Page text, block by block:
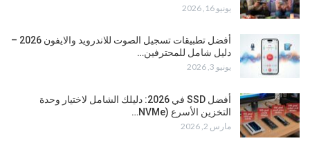
يونيو 16, 2026
أفضل تطبيقات تسجيل الصوت للاندرويد والايفون 2026 –
دليل شامل للمحترفين…
يونيو 3, 2026
أفضل SSD في 2026: دليلك الشامل لاختيار وحدة
التخزين الأسرع (NVMe…
مارس 2, 2026